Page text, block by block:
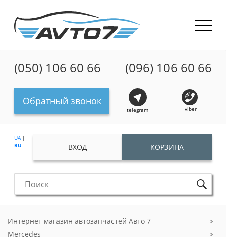
(050) 106 60 66 (096) 106 60 66
Обратный звонок
telegram viber
UA|
RU
ВХОД КОРЗИНА
Интернет магазин автозапчастей Авто 7
Mercedes